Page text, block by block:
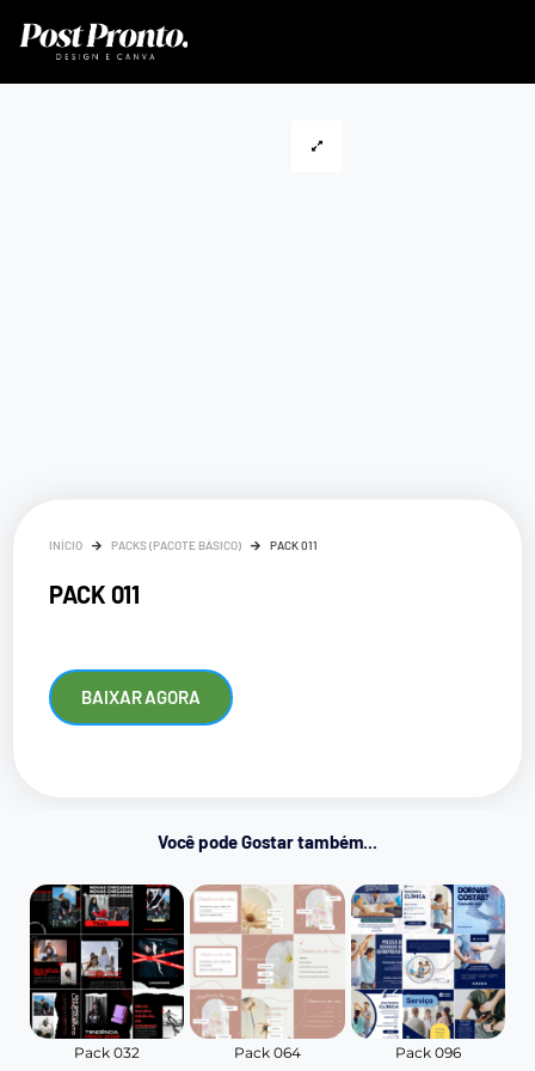
INÍCIO PACKS (PACOTE BÁSICO) PACK 011
PACK 011
BAIXAR AGORA
Você pode Gostar também...
Pack 032 Pack 064 Pack 096